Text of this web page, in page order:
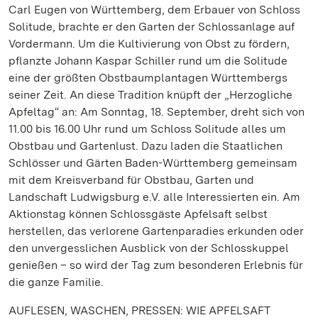
Carl Eugen von Württemberg, dem Erbauer von Schloss
Solitude, brachte er den Garten der Schlossanlage auf
Vordermann. Um die Kultivierung von Obst zu fördern,
pflanzte Johann Kaspar Schiller rund um die Solitude
eine der größten Obstbaumplantagen Württembergs
seiner Zeit. An diese Tradition knüpft der „Herzogliche
Apfeltag“ an: Am Sonntag, 18. September, dreht sich von
11.00 bis 16.00 Uhr rund um Schloss Solitude alles um
Obstbau und Gartenlust. Dazu laden die Staatlichen
Schlösser und Gärten Baden-Württemberg gemeinsam
mit dem Kreisverband für Obstbau, Garten und
Landschaft Ludwigsburg e.V. alle Interessierten ein. Am
Aktionstag können Schlossgäste Apfelsaft selbst
herstellen, das verlorene Gartenparadies erkunden oder
den unvergesslichen Ausblick von der Schlosskuppel
genießen – so wird der Tag zum besonderen Erlebnis für
die ganze Familie.
AUFLESEN, WASCHEN, PRESSEN: WIE APFELSAFT